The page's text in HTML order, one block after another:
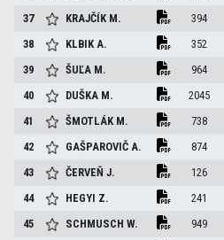
37
KRAJČÍK M. 394
38
KLBIKA. 352
39
ŠUĽA M. 964
40
DUŠKA M. 2045
41
ŠMOTLÁK M. 738
42
GAŠPAROVIČA. 874
43
ČERVEŇJ. 126
44
HEGYI Z. 241
45
SCHMUSCHW. 949